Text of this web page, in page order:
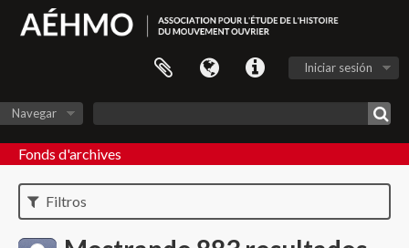
Iniciar sesión
Navegar
Fonds d'archives
Filtros